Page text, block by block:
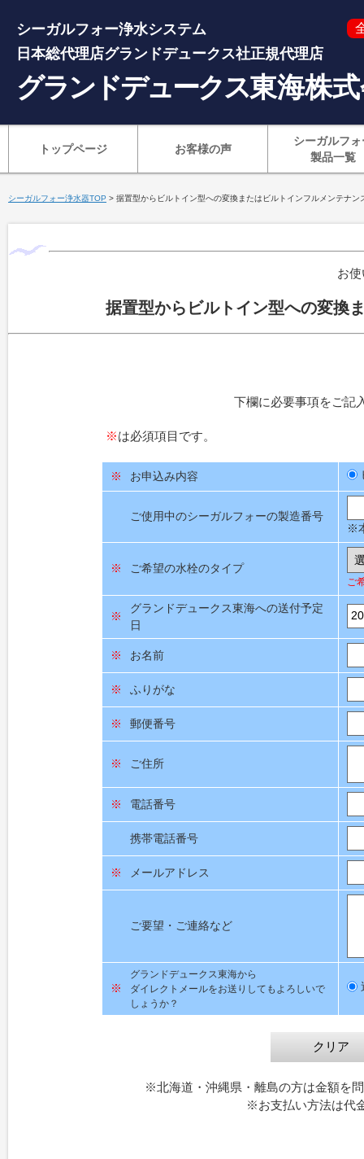
シーガルフォー浄水システム
日本総代理店グランドデュークス社正規代理店
グランドデュークス東海株
トップページ お客様の声
シーガルフォ
製品一覧
シーガルフォー浄水器TOP > 据置型からビルトイン型への変換またはビルトインフルメンテナン
お
据置型からビルトイン型への変換
下欄に必要事項をご記
※は必須項目です。
※ お申込み内容
ご使用中のシーガルフォーの製造番号
※
※ ご希望の水栓のタイプ
ご
※
グランドデュークス東海への送付予定
日
※ お名前
※ ふりがな
※ 郵便番号
※ ご住所
※ 電話番号
携帯電話番号
※ メールアドレス
ご要望・ご連絡など
※
グランドデュークス東海から
ダイレクトメールをお送りしてもよろしいで
しょうか？
※北海道・沖縄県・離島の方は金額を
※お支払い方法は代